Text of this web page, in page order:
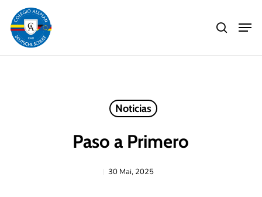
main
content
search
Noticias
Paso a Primero
30 Mai, 2025